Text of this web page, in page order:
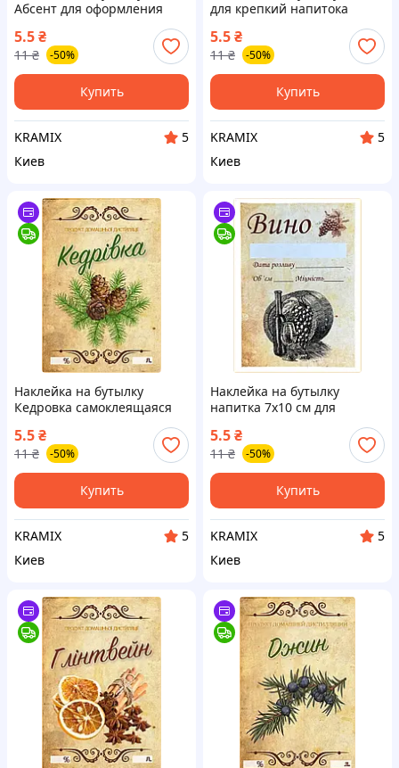
Абсент для оформления
напитка стильный декор
для вечеринок и
праздников
5.5₴
11 ₴ -50%
Купить
KRAMIX
5
Киев
для крепкий напитока
праздников и подарков
5.5₴
11 ₴ -50%
Купить
KRAMIX
5
Киев
Наклейка на бутылку
Кедровка самоклеящаяся
для оформления бутылок с
напитками и подарков
5.5₴
11 ₴ -50%
Купить
KRAMIX
5
Киев
Наклейка на бутылку
напитка 7х10 см для
праздников с
персонализацией
5.5₴
11 ₴ -50%
Купить
KRAMIX
5
Киев